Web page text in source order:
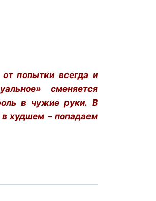
попытки всегда и
сменяется
в чужие руки. В
худшем – попадаем